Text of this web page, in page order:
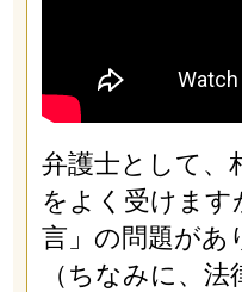
弁護士として、
をよく受けます
言」の問題があ
（ちなみに、